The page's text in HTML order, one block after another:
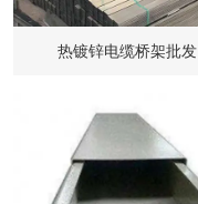
热镀锌电缆桥架批发